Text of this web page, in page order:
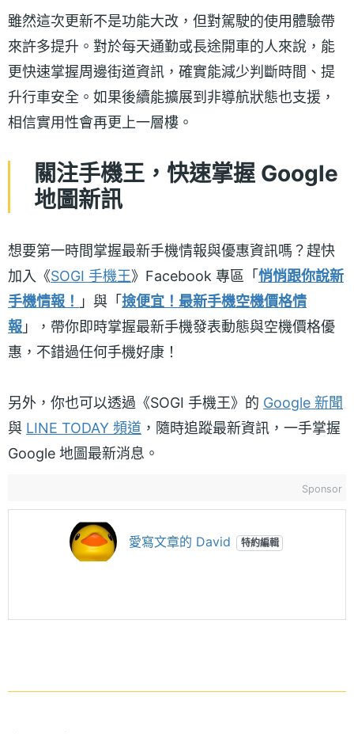
雖然這次更新不是功能大改，但對駕駛的使用體驗帶
來許多提升。對於每天通勤或長途開車的人來說，能
更快速掌握周邊街道資訊，確實能減少判斷時間、提
升行車安全。如果後續能擴展到非導航狀態也支援，
相信實用性會再更上一層樓。
關注手機王，快速掌握 Google
地圖新訊
想要第一時間掌握最新手機情報與優惠資訊嗎？趕快
加入《SOGI 手機王》Facebook 專區「 悄悄跟你說新
手機情報！ 」與「 撿便宜！最新手機空機價格情
報 」，帶你即時掌握最新手機發表動態與空機價格優
惠，不錯過任何手機好康！
另外，你也可以透過《SOGI 手機王》的 Google 新聞
與 LINE TODAY 頻道 ，隨時追蹤最新資訊，一手掌握
Google 地圖最新消息。
Sponsor
愛寫文章的 David 特約編輯